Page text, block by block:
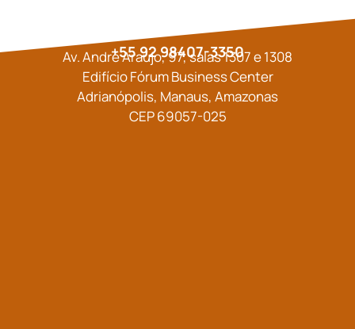
+55 92 98407-3350
Av. André Araújo, 97, salas 1307 e 1308
Edifício Fórum Business Center
Adrianópolis, Manaus, Amazonas
CEP 69057-025